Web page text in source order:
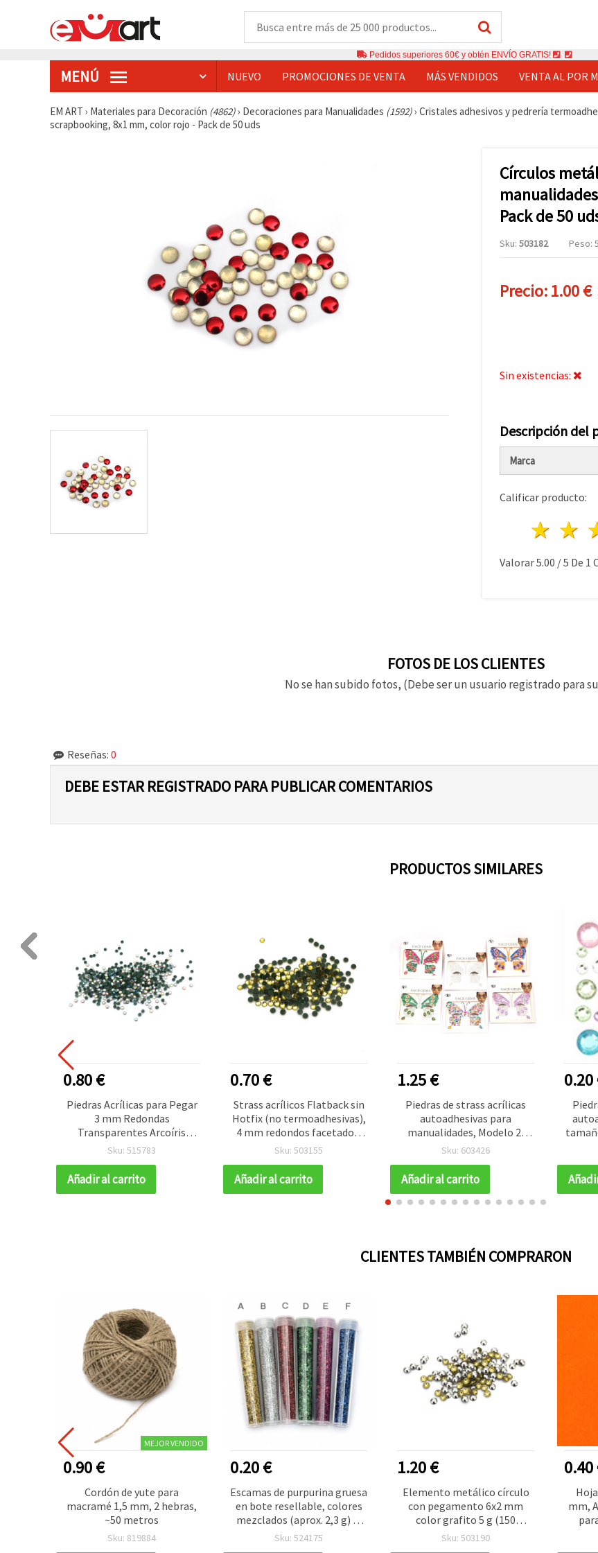
Pedidos superiores 60€ y obtén ENVÍO GRATIS!
MENÚ NUEVO PROMOCIONES DE VENTA MÁS VENDIDOS VENTA AL POR
EM ART › Materiales para Decoración (4862)› Decoraciones para Manualidades (1592)› Cristales adhesivos y pedrería
scrapbooking, 8x1 mm, color rojo - Pack de 50 uds
Círculos
Pack de 50
Sku: 503182 Peso:
Precio:1.00 €
Sin existencias:
Descripción del
Marca
Calificar producto:
1
Valorar5.00 /5 De 1
FOTOS DE LOS CLIENTES
No se han subido fotos, (Debe ser un usuario registrado para
Reseñas: 0
DEBE ESTAR REGISTRADO PARA PUBLICAR COMENTARIOS
PRODUCTOS SIMILARES
0.80 €
Piedras Acrílicas para Pegar
3 mm Redondas
Transparentes Arcoíris
Facetadas – 5 g (~400 piezas)
Sku: 515783
Añadir al carrito
0.70 €
Strass acrílicos Flatback sin
Hotfix (no termoadhesivas),
4 mm redondos facetados,
amarillo dorado
gemas para pegar para
manualidades, DIY y nail art,
Sku: 503155
Añadir al carrito
1.25 €
Piedras de strass acrílicas
autoadhesivas para
manualidades, Modelo 2,
colores mezclados
Sku: 603426
Añadir al carrito
0.20
CLIENTES TAMBIÉN COMPRARON
MEJOR VENDIDO
0.90 €
Cordón de yute para
macramé 1,5 mm, 2 hebras,
~50 metros
Sku: 819884
0.20 €
Escamas de purpurina gruesa
en bote resellable, colores
mezclados (aprox. 2,3 g) —
opciones en tono dorado y
Sku: 524175
1.20 €
Elemento metálico círculo
con pegamento 6x2 mm
color grafito 5 g (150
unidades) para manualidades
Sku: 503190
0.40
mm,